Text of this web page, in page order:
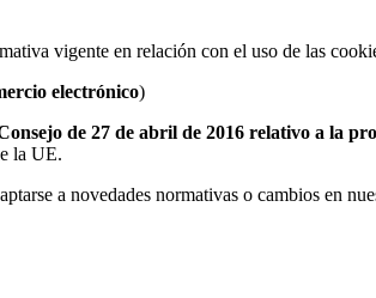
vigente en relación con el uso de las
electrónico)
de 27 de abril de 2016 relativo a la
la UE.
a novedades normativas o cambios en